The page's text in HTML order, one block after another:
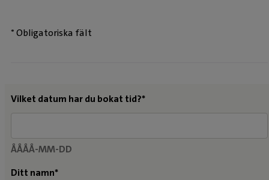
* Obligatoriska fält
Vilket datum har du bokat tid?*
ÅÅÅÅ-MM-DD
Ditt namn*